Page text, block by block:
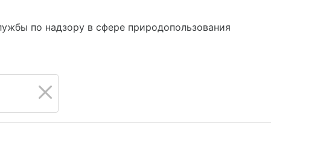
по надзору в сфере природопользования